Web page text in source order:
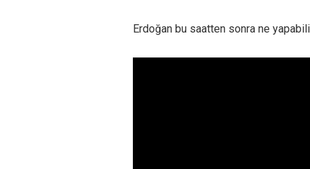
Erdoğan bu saatten sonra ne